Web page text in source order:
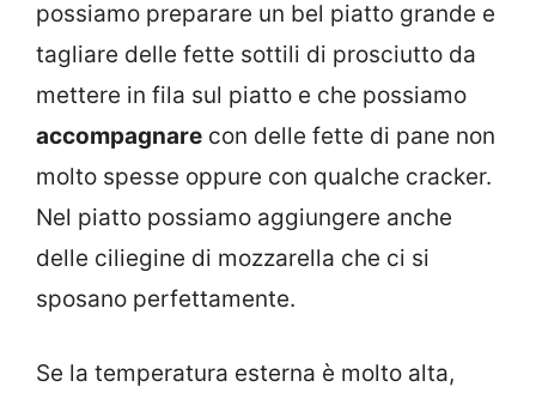
possiamo preparare un bel piatto grande e
tagliare delle fette sottili di prosciutto da
mettere in fila sul piatto e che possiamo
accompagnare con delle fette di pane non
molto spesse oppure con qualche cracker.
Nel piatto possiamo aggiungere anche
delle ciliegine di mozzarella che ci si
sposano perfettamente.
Se la temperatura esterna è molto alta,